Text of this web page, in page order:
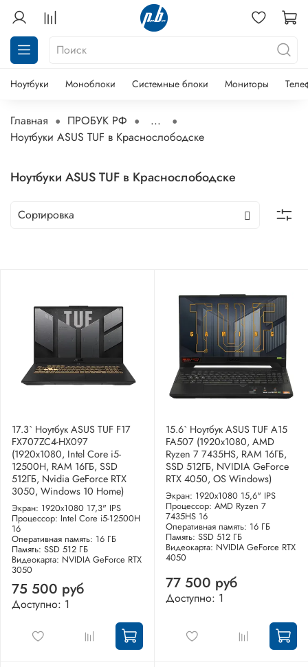
Ноутбуки Моноблоки Системные блоки Мониторы
Главная ПРОБУК РФ
...
Ноутбуки ASUS TUF в Краснослободске
Ноутбуки ASUS TUF в Краснослободске
17.3` Ноутбук ASUS TUF F17
FX707ZC4-HX097
(1920x1080, Intel Core i5-
12500H, RAM 16ГБ, SSD
512ГБ, Nvidia GeForce RTX
3050, Windows 10 Home)
Экран: 1920x1080 17,3" IPS
Процессор: Intel Core i5-12500H
16
Оперативная память: 16 ГБ
Память: SSD 512 ГБ
Видеокарта: NVIDIA GeForce RTX
3050
75 500 руб
Доступно: 1
15.6` Ноутбук ASUS TUF A15
FA507 (1920x1080, AMD
Ryzen 7 7435HS, RAM 16ГБ,
SSD 512ГБ, NVIDIA GeForce
RTX 4050, OS Windows)
Экран: 1920x1080 15,6" IPS
Процессор: AMD Ryzen 7
7435HS 16
Оперативная память: 16 ГБ
Память: SSD 512 ГБ
Видеокарта: NVIDIA GeForce RTX
4050
77 500 руб
Доступно: 1